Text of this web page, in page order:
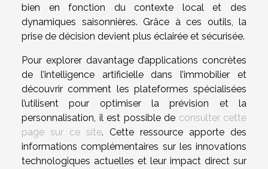
bien en fonction du contexte local et des
dynamiques saisonnières. Grâce à ces outils, la
prise de décision devient plus éclairée et sécurisée.
Pour explorer davantage d’applications concrètes
de l’intelligence artificielle dans l’immobilier et
découvrir comment les plateformes spécialisées
l’utilisent pour optimiser la prévision et la
personnalisation, il est possible de consulter cette
page sur ce site. Cette ressource apporte des
informations complémentaires sur les innovations
technologiques actuelles et leur impact direct sur